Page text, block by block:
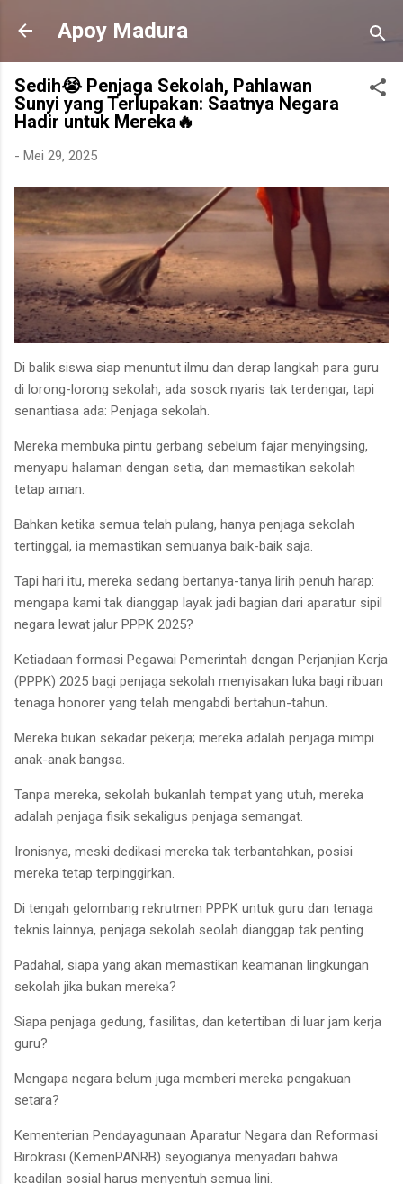
Langsung ke konten utama
Apoy Madura
Sedih😭 Penjaga Sekolah, Pahlawan
Sunyi yang Terlupakan: Saatnya Negara
Hadir untuk Mereka🔥
- Mei 29, 2025
Di balik siswa siap menuntut ilmu dan derap langkah para guru
di lorong-lorong sekolah, ada sosok nyaris tak terdengar, tapi
senantiasa ada: Penjaga sekolah.
Mereka membuka pintu gerbang sebelum fajar menyingsing,
menyapu halaman dengan setia, dan memastikan sekolah
tetap aman.
Bahkan ketika semua telah pulang, hanya penjaga sekolah
tertinggal, ia memastikan semuanya baik-baik saja.
Tapi hari itu, mereka sedang bertanya-tanya lirih penuh harap:
mengapa kami tak dianggap layak jadi bagian dari aparatur sipil
negara lewat jalur PPPK 2025?
Ketiadaan formasi Pegawai Pemerintah dengan Perjanjian Kerja
(PPPK) 2025 bagi penjaga sekolah menyisakan luka bagi ribuan
tenaga honorer yang telah mengabdi bertahun-tahun.
Mereka bukan sekadar pekerja; mereka adalah penjaga mimpi
anak-anak bangsa.
Tanpa mereka, sekolah bukanlah tempat yang utuh, mereka
adalah penjaga fisik sekaligus penjaga semangat.
Ironisnya, meski dedikasi mereka tak terbantahkan, posisi
mereka tetap terpinggirkan.
Di tengah gelombang rekrutmen PPPK untuk guru dan tenaga
teknis lainnya, penjaga sekolah seolah dianggap tak penting.
Padahal, siapa yang akan memastikan keamanan lingkungan
sekolah jika bukan mereka?
Siapa penjaga gedung, fasilitas, dan ketertiban di luar jam kerja
guru?
Mengapa negara belum juga memberi mereka pengakuan
setara?
Kementerian Pendayagunaan Aparatur Negara dan Reformasi
Birokrasi (KemenPANRB) seyogianya menyadari bahwa
keadilan sosial harus menyentuh semua lini.